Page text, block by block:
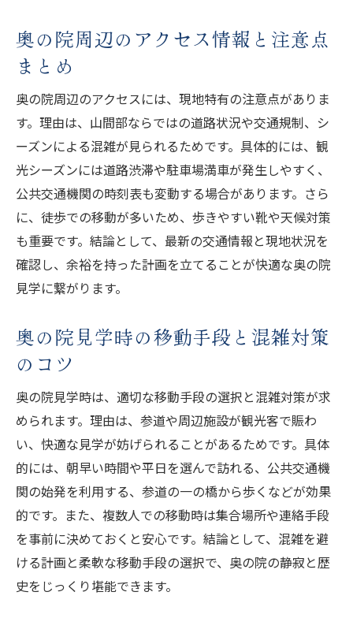
奥の院周辺のアクセス情報と注意点
まとめ
奥の院周辺のアクセスには、現地特有の注意点がありま
す。理由は、山間部ならではの道路状況や交通規制、シ
ーズンによる混雑が見られるためです。具体的には、観
光シーズンには道路渋滞や駐車場満車が発生しやすく、
公共交通機関の時刻表も変動する場合があります。さら
に、徒歩での移動が多いため、歩きやすい靴や天候対策
も重要です。結論として、最新の交通情報と現地状況を
確認し、余裕を持った計画を立てることが快適な奥の院
見学に繋がります。
奥の院見学時の移動手段と混雑対策
のコツ
奥の院見学時は、適切な移動手段の選択と混雑対策が求
められます。理由は、参道や周辺施設が観光客で賑わ
い、快適な見学が妨げられることがあるためです。具体
的には、朝早い時間や平日を選んで訪れる、公共交通機
関の始発を利用する、参道の一の橋から歩くなどが効果
的です。また、複数人での移動時は集合場所や連絡手段
を事前に決めておくと安心です。結論として、混雑を避
ける計画と柔軟な移動手段の選択で、奥の院の静寂と歴
史をじっくり堪能できます。